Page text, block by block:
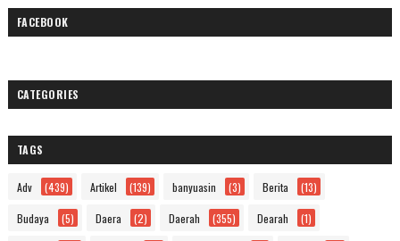
FACEBOOK
CATEGORIES
TAGS
Adv (439) Artikel (139) banyuasin (3) Berita (13)
Budaya (5) Daera (2) Daerah (355) Dearah (1)